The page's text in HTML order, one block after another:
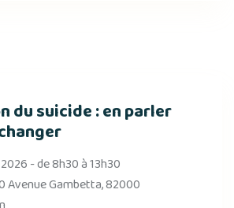
du suicide : en parler
- de 8h30 à 13h30
Avenue Gambetta, 82000